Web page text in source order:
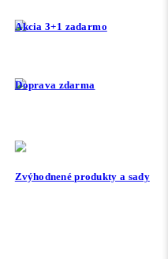
Akcia 3+1 zadarmo
Doprava zdarma
Zvýhodnené produkty a sady